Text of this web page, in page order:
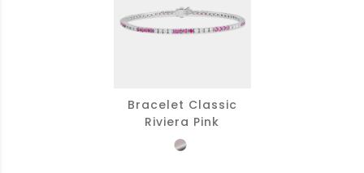
Bracelet Classic
Riviera Pink